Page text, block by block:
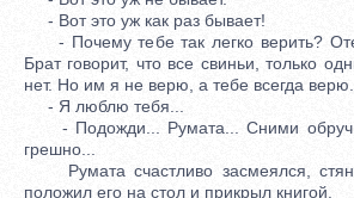
- Вот это уж как раз бывает!
- Почему тебе так легко верить?
Брат говорит, что все свиньи, только
нет. Но им я не верю, а тебе всегда верю...
- Я люблю тебя...
- Подожди... Румата... Сними
грешно...
Румата счастливо засмеялся,
положил его на стол и прикрыл книгой.